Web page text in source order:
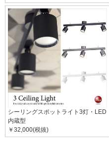
シーリングスポットライト3灯・LED
内蔵型
￥32,000(税抜)